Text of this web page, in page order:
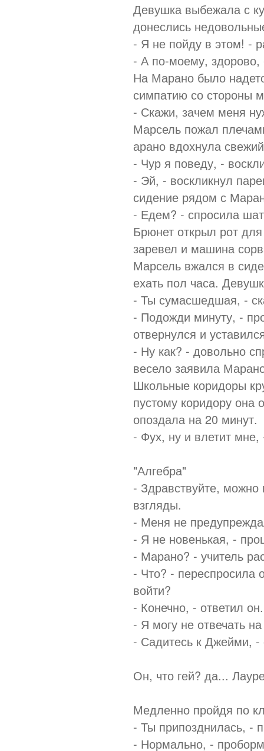
Девушка выбежала с
донеслись
- Я не пойду в этом! -
- А по-моему,
На Марано было
симпатию со стороны
- Скажи, зачем меня
Марсель пожал
арано вдохнула
- Чур я поведу, -
- Эй, - воскликнул
сидение рядом с
- Едем? - спросила
Брюнет открыл рот
заревел и машина
Марсель вжался в
ехать пол часа.
- Ты сумасшедшая, -
- Подожди минуту, -
отвернулся и
- Ну как? - довольно
весело заявила
Школьные коридоры
пустому коридору она
опоздала на 20 минут.
- Фух, ну и влетит
"Алгебра"
- Здравствуйте,
взгляды.
- Меня не
- Я не новенькая, -
- Марано? - учитель
- Что? - переспросила
войти?
- Конечно, - ответил
- Я могу не отвечать
- Садитесь к Джейми, -
Он, что гей? да...
Медленно пройдя по
- Ты припозднилась, -
- Нормально, -